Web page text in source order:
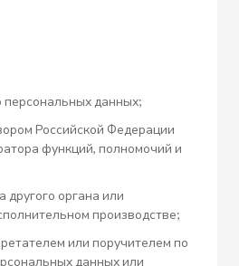
персональных данных;
Российской Федерации
функций, полномочий и
органа или
производстве;
или поручителем по
данных или